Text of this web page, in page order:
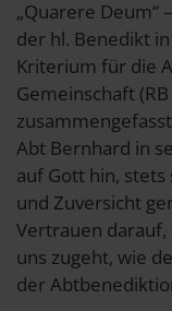
„Quarere Deum“
der hl. Benedikt
Kriterium für die
Gemeinschaft
Abt Bernhard in
auf Gott hin,
und Zuversicht
Vertrauen darauf,
uns zugeht, wie
der